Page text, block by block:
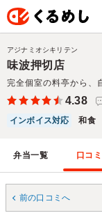
味波押切店
完全個室の料亭から、
アジナミオシキリテン
4.38
インボイス対応
和食
弁当一覧 口コミ
前の口コミへ